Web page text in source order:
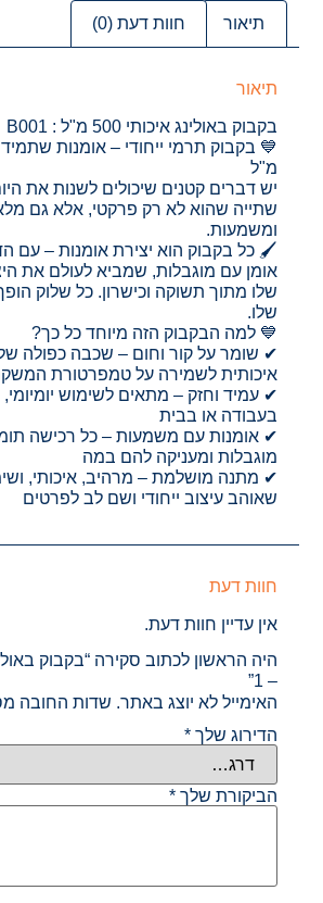
תיאור חוות דעת (0)
תיאור
בקבוק באולינג איכותי 500 מ"ל : B001
מ"ל
יש דברים קטנים שיכולים לשנות את
שתייה שהוא לא רק פרקטי, אלא גם
ומשמעות.
🖌️ כל בקבוק הוא יצירת אומנות – עם
אומן עם מוגבלות, שמביא לעולם את
שלו מתוך תשוקה וכישרון. כל שלוק
שלו.
💙 למה הבקבוק הזה מיוחד כל כך?
✔ שומר על קור וחום – שכבה כפולה
איכותית לשמירה על טמפרטורת
✔ עמיד וחזק – מתאים לשימוש יומיומי,
בעבודה או בבית
✔ אומנות עם משמעות – כל רכישה
מוגבלות ומעניקה להם במה
✔ מתנה מושלמת – מרהיב, איכותי,
שאוהב עיצוב ייחודי ושם לב לפרטים
חוות דעת
אין עדיין חוות דעת.
היה הראשון לכתוב סקירה “בקבוק
– 1”
האימייל לא יוצג באתר. שדות החובה
הדירוג שלך*
הביקורת שלך*